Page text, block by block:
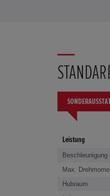
Leistung
Beschleunigung
Max.
Hubraum